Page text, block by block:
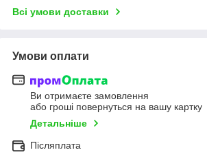
Всі умови доставки
Умови оплати
Ви отримаєте замовлення
або гроші повернуться на вашу картку
Детальніше
Післяплата